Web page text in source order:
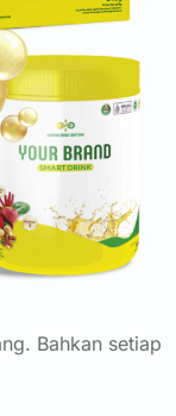
Bahkan setiap